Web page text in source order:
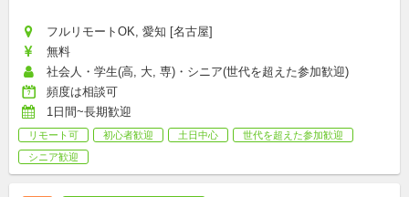
フルリモートOK, 愛知 [名古屋]
無料
社会人・学生(高, 大, 専)・シニア(世代を超えた参加歓迎)
頻度は相談可
1日間~長期歓迎
リモート可 初心者歓迎 土日中心
世代を超えた参加歓迎
シニア歓迎